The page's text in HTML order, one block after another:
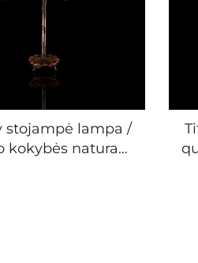
stojampė lampa /
kokybės natura